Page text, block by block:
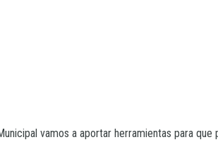
vamos a aportar herramientas para que